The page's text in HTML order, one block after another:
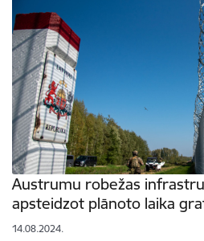
Austrumu robežas
apsteidzot plānoto laika
14.08.2024.